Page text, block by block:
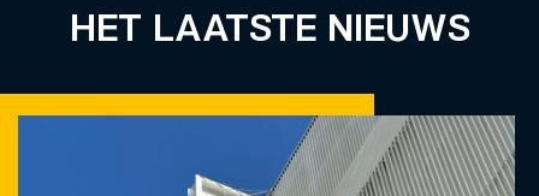
HET LAATSTE NIEUWS